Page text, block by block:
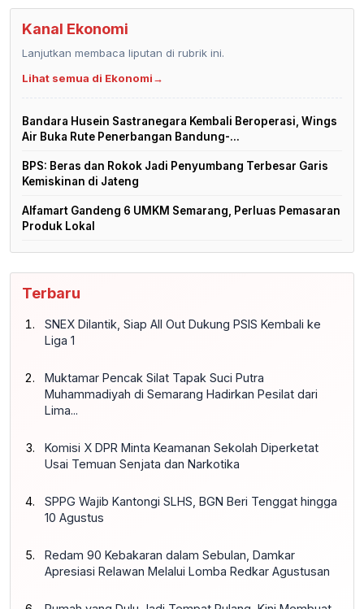
Kanal Ekonomi
Lanjutkan membaca liputan di rubrik ini.
Lihat semua di Ekonomi→
Bandara Husein Sastranegara Kembali Beroperasi, Wings
Air Buka Rute Penerbangan Bandung-...
BPS: Beras dan Rokok Jadi Penyumbang Terbesar Garis
Kemiskinan di Jateng
Alfamart Gandeng 6 UMKM Semarang, Perluas Pemasaran
Produk Lokal
Terbaru
SNEX Dilantik, Siap All Out Dukung PSIS Kembali ke
Liga 1
Muktamar Pencak Silat Tapak Suci Putra
Muhammadiyah di Semarang Hadirkan Pesilat dari
Lima...
Komisi X DPR Minta Keamanan Sekolah Diperketat
Usai Temuan Senjata dan Narkotika
SPPG Wajib Kantongi SLHS, BGN Beri Tenggat hingga
10 Agustus
Redam 90 Kebakaran dalam Sebulan, Damkar
Apresiasi Relawan Melalui Lomba Redkar Agustusan